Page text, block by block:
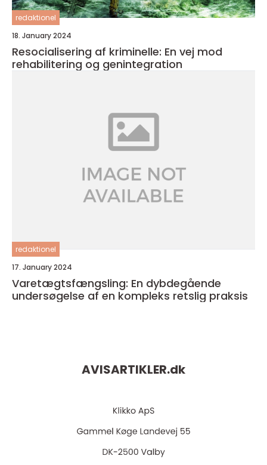
redaktionel
18. January 2024
Resocialisering af kriminelle: En vej mod
rehabilitering og genintegration
redaktionel
17. January 2024
Varetægtsfængsling: En dybdegående
undersøgelse af en kompleks retslig praksis
AVISARTIKLER.dk